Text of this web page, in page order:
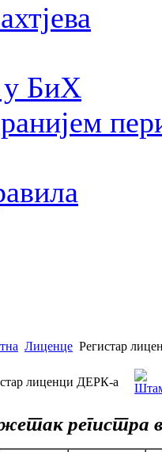
БиХ
Лиценце Регистар
лиценци ДЕРК-а
регистра